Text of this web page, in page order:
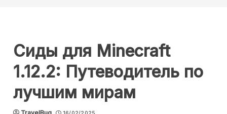
Сиды для Minecraft
1.12.2: Путеводитель по
лучшим мирам